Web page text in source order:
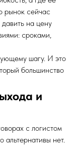
рынок сейчас
на цену
сроками,
шагу. И это
большинство
и
с логистом
альтернативы нет.